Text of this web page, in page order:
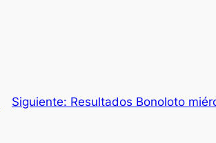
Siguiente: Resultados Bonoloto